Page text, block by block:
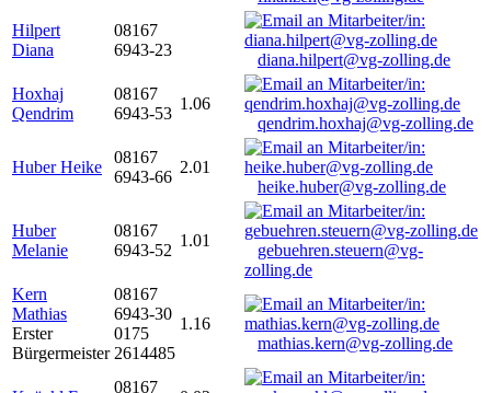
Hilpert
Diana
08167
6943-23
diana.hilpert@vg-zolling.de
Hoxhaj
Qendrim
08167
6943-53
1.06
qendrim.hoxhaj@vg-zolling.de
Huber Heike
08167
6943-66
2.01
heike.huber@vg-zolling.de
Huber
Melanie
08167
6943-52
1.01
gebuehren.steuern@vg-
zolling.de
Kern
Mathias
Erster
Bürgermeister
08167
6943-30
0175
2614485
1.16
mathias.kern@vg-zolling.de
08167